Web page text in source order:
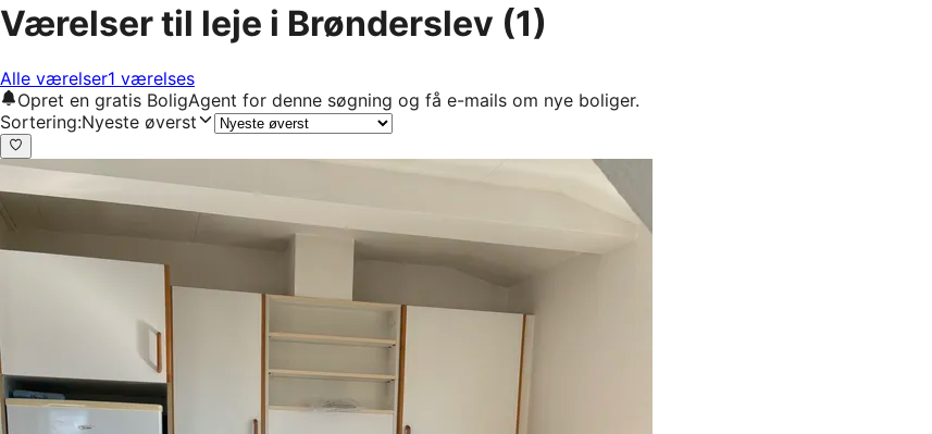
Værelser til leje i Brønderslev (1)
Alle værelser1 værelses
Opret en gratis BoligAgent for denne søgning og få e-mails om nye boliger.
Sortering:Nyeste øverst